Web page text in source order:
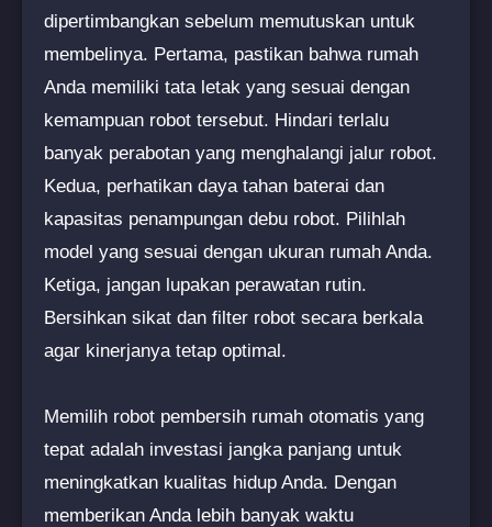
dipertimbangkan sebelum memutuskan untuk
membelinya. Pertama, pastikan bahwa rumah
Anda memiliki tata letak yang sesuai dengan
kemampuan robot tersebut. Hindari terlalu
banyak perabotan yang menghalangi jalur robot.
Kedua, perhatikan daya tahan baterai dan
kapasitas penampungan debu robot. Pilihlah
model yang sesuai dengan ukuran rumah Anda.
Ketiga, jangan lupakan perawatan rutin.
Bersihkan sikat dan filter robot secara berkala
agar kinerjanya tetap optimal.
Memilih robot pembersih rumah otomatis yang
tepat adalah investasi jangka panjang untuk
meningkatkan kualitas hidup Anda. Dengan
memberikan Anda lebih banyak waktu